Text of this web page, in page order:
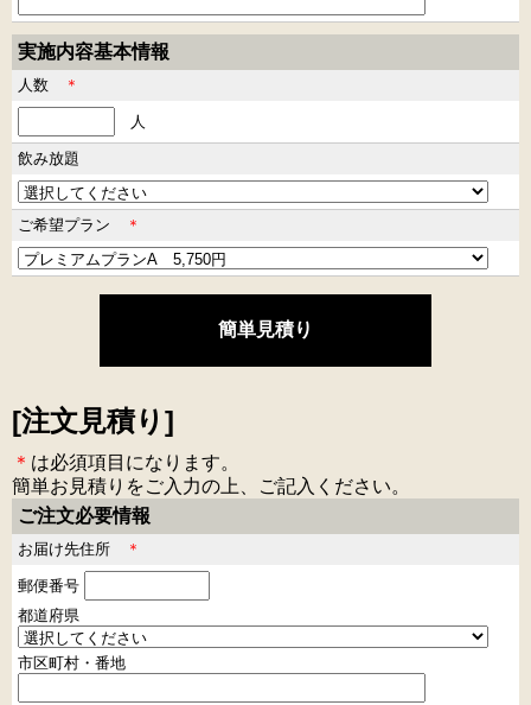
実施内容基本情報
人数 ＊
人
飲み放題
ご希望プラン ＊
[注文見積り]
＊ は必須項目になります。
簡単お見積りをご入力の上、ご記入ください。
ご注文必要情報
お届け先住所 ＊
郵便番号
都道府県
市区町村・番地